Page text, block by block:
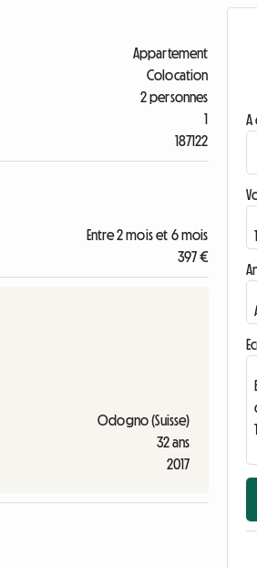
Appartement
Colocation
2 personnes
1
187122
Entre 2 mois et 6 mois
397 €
Odogno (Suisse)
32 ans
2017
A